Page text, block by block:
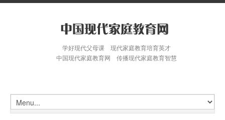
学好现代父母课 现代家庭教育培育英才
中国现代家庭教育网 传播现代家庭教育智慧